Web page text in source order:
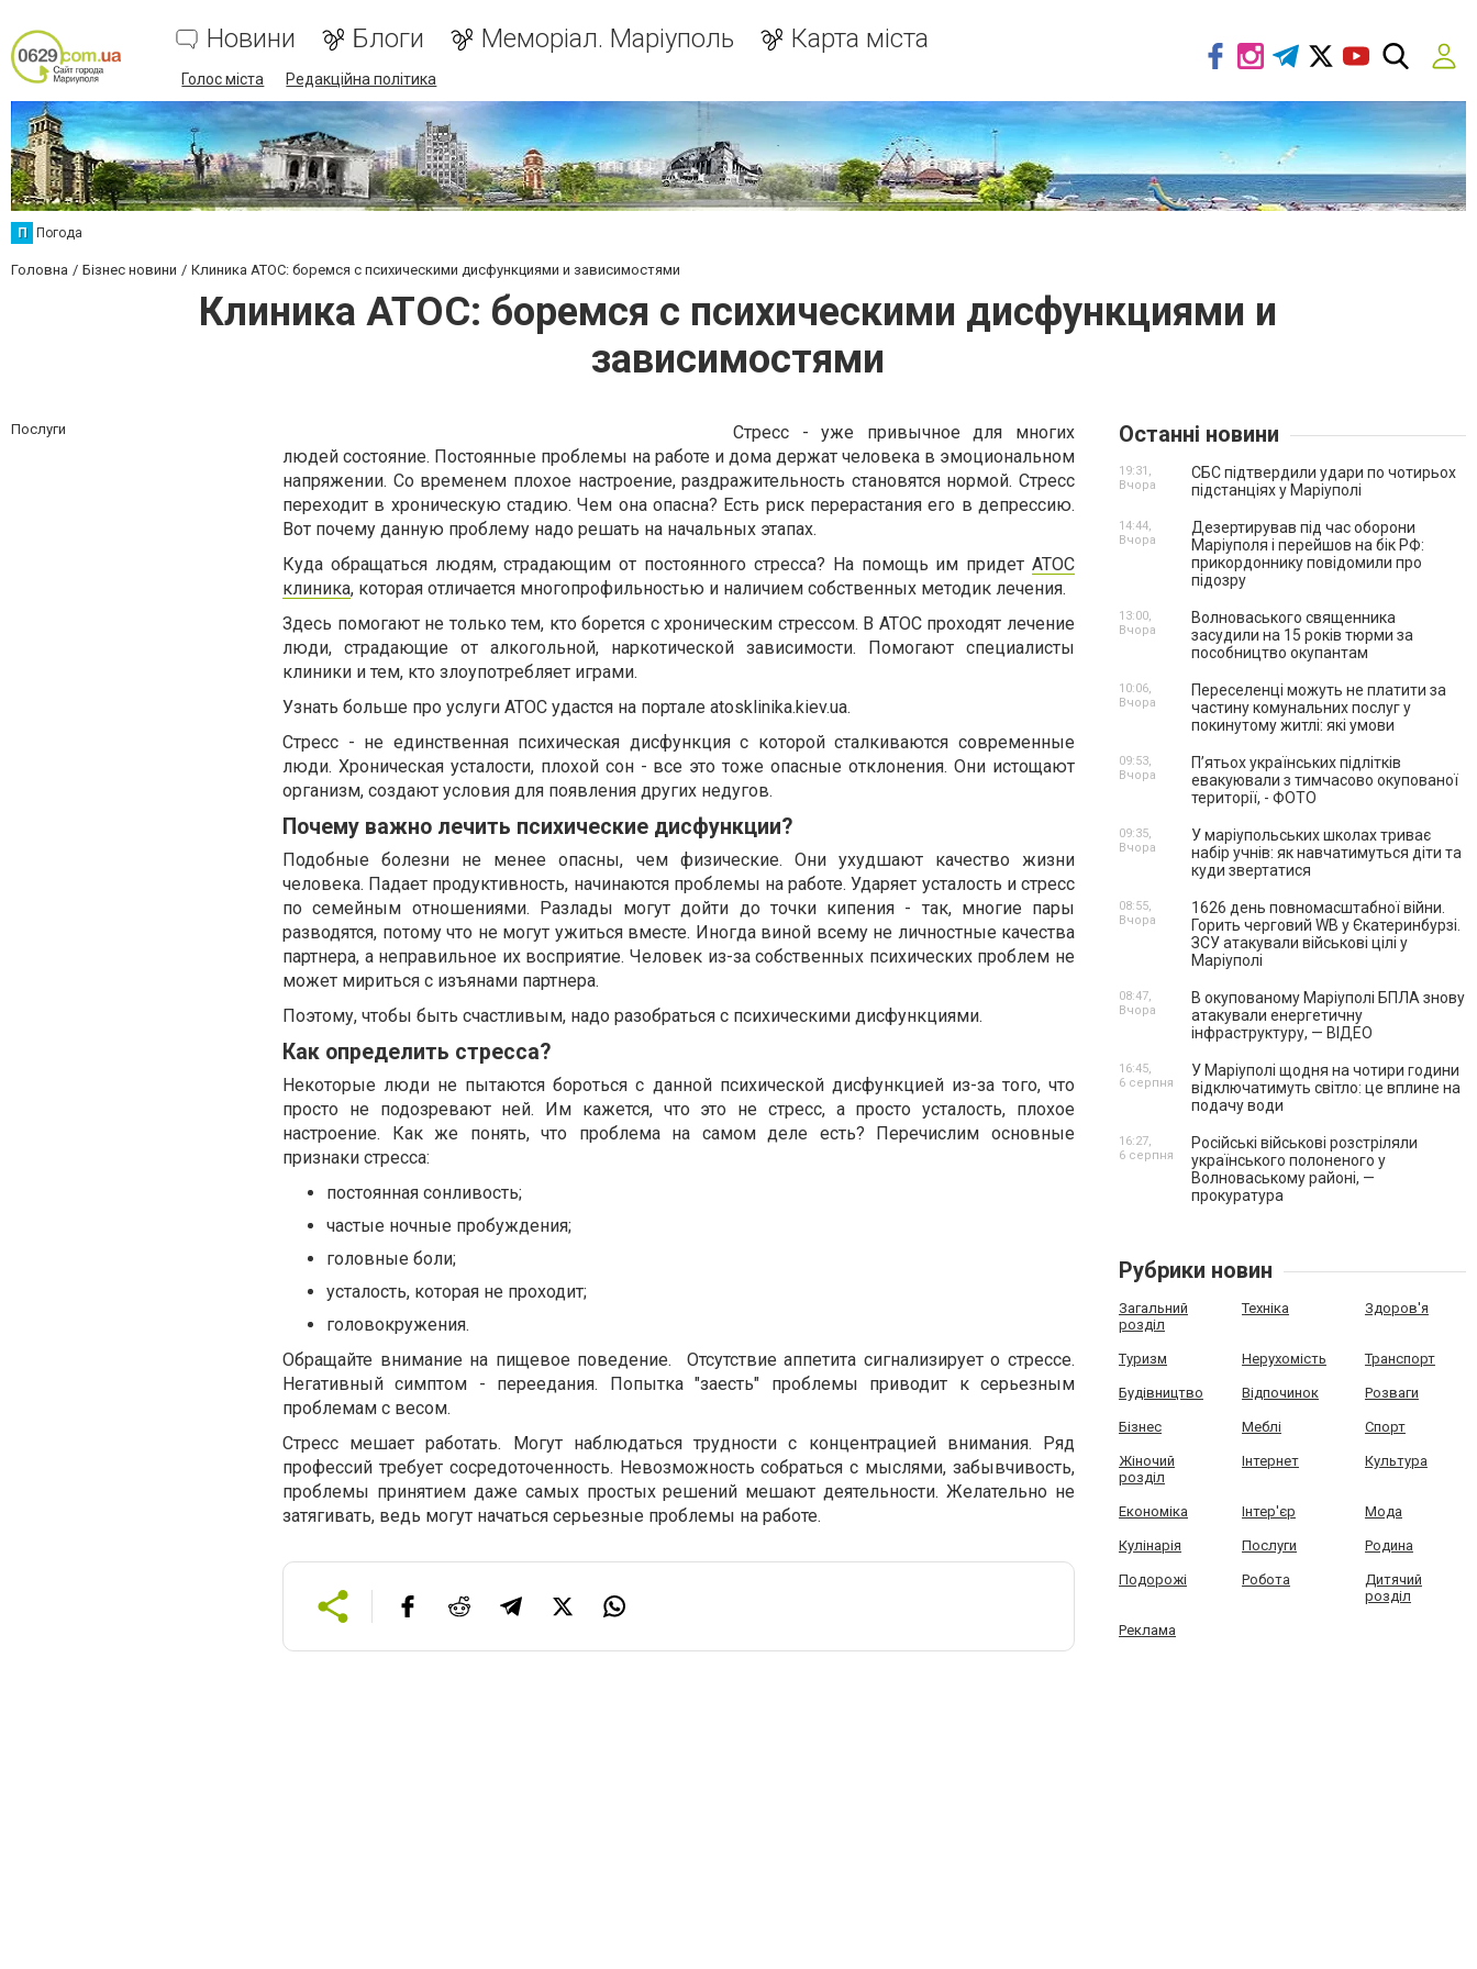
Новини Блоги Меморіал. Маріуполь Карта міста
Голос міста Редакційна політика
П Погода
Головна Бізнес новини Клиника АТОС: боремся с психическими дисфункциями и зависимостями
Клиника АТОС: боремся с психическими дисфункциями и
зависимостями
Послуги
Стресс - уже привычное для многих
людей состояние. Постоянные проблемы на работе и дома держат человека в эмоциональном
напряжении. Со временем плохое настроение, раздражительность становятся нормой. Стресс
переходит в хроническую стадию. Чем она опасна? Есть риск перерастания его в депрессию.
Вот почему данную проблему надо решать на начальных этапах.
Куда обращаться людям, страдающим от постоянного стресса? На помощь им придет АТОС
клиника, которая отличается многопрофильностью и наличием собственных методик лечения.
Здесь помогают не только тем, кто борется с хроническим стрессом. В АТОС проходят лечение
люди, страдающие от алкогольной, наркотической зависимости. Помогают специалисты
клиники и тем, кто злоупотребляет играми.
Узнать больше про услуги АТОС удастся на портале atosklinika.kiev.ua.
Стресс - не единственная психическая дисфункция с которой сталкиваются современные
люди. Хроническая усталости, плохой сон - все это тоже опасные отклонения. Они истощают
организм, создают условия для появления других недугов.
Почему важно лечить психические дисфункции?
Подобные болезни не менее опасны, чем физические. Они ухудшают качество жизни
человека. Падает продуктивность, начинаются проблемы на работе. Ударяет усталость и стресс
по семейным отношениями. Разлады могут дойти до точки кипения - так, многие пары
разводятся, потому что не могут ужиться вместе. Иногда виной всему не личностные качества
партнера, а неправильное их восприятие. Человек из-за собственных психических проблем не
может мириться с изъянами партнера.
Поэтому, чтобы быть счастливым, надо разобраться с психическими дисфункциями.
Как определить стресса?
Некоторые люди не пытаются бороться с данной психической дисфункцией из-за того, что
просто не подозревают ней. Им кажется, что это не стресс, а просто усталость, плохое
настроение. Как же понять, что проблема на самом деле есть? Перечислим основные
признаки стресса:
постоянная сонливость;
частые ночные пробуждения;
головные боли;
усталость, которая не проходит;
головокружения.
Обращайте внимание на пищевое поведение. Отсутствие аппетита сигнализирует о стрессе.
Негативный симптом - переедания. Попытка "заесть" проблемы приводит к серьезным
проблемам с весом.
Стресс мешает работать. Могут наблюдаться трудности с концентрацией внимания. Ряд
профессий требует сосредоточенность. Невозможность собраться с мыслями, забывчивость,
проблемы принятием даже самых простых решений мешают деятельности. Желательно не
затягивать, ведь могут начаться серьезные проблемы на работе.
Останні новини
СБС підтвердили удари по чотирьох
підстанціях у Маріуполі
19:31,
Вчора
Дезертирував під час оборони
Маріуполя і перейшов на бік РФ:
прикордоннику повідомили про
підозру
14:44,
Вчора
Волноваського священника
засудили на 15 років тюрми за
пособництво окупантам
13:00,
Вчора
Переселенці можуть не платити за
частину комунальних послуг у
покинутому житлі: які умови
10:06,
Вчора
П’ятьох українських підлітків
евакуювали з тимчасово окупованої
території, - ФОТО
09:53,
Вчора
У маріупольських школах триває
набір учнів: як навчатимуться діти та
куди звертатися
09:35,
Вчора
1626 день повномасштабної війни.
Горить черговий WB у Єкатеринбурзі.
ЗСУ атакували військові цілі у
Маріуполі
08:55,
Вчора
В окупованому Маріуполі БПЛА знову
атакували енергетичну
інфраструктуру, — ВІДЕО
08:47,
Вчора
У Маріуполі щодня на чотири години
відключатимуть світло: це вплине на
подачу води
16:45,
6 серпня
Російські військові розстріляли
українського полоненого у
Волноваському районі, —
прокуратура
16:27,
6 серпня
Рубрики новин
Загальний
розділ
Техніка Здоров'я
Туризм Нерухомість Транспорт
Будівництво Відпочинок Розваги
Бізнес Меблі Спорт
Жіночий
розділ
Інтернет Культура
Економіка Інтер'єр Мода
Кулінарія Послуги Родина
Подорожі Робота
Дитячий
розділ
Реклама